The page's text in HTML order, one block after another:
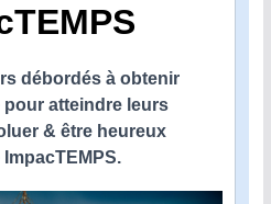
débordés à obtenir
atteindre leurs
& être heureux